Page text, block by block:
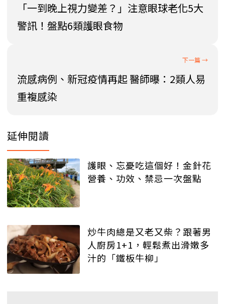
「一到晚上視力變差？」注意眼球老化5大
警訊！盤點6類護眼食物
流感病例、新冠疫情再起 醫師曝：2類人易
重複感染
延伸閱讀
護眼、忘憂吃這個好！金針花
營養、功效、禁忌一次盤點
炒牛肉總是又老又柴？跟著男
人廚房1+1，輕鬆煮出滑嫩多
汁的「鐵板牛柳」